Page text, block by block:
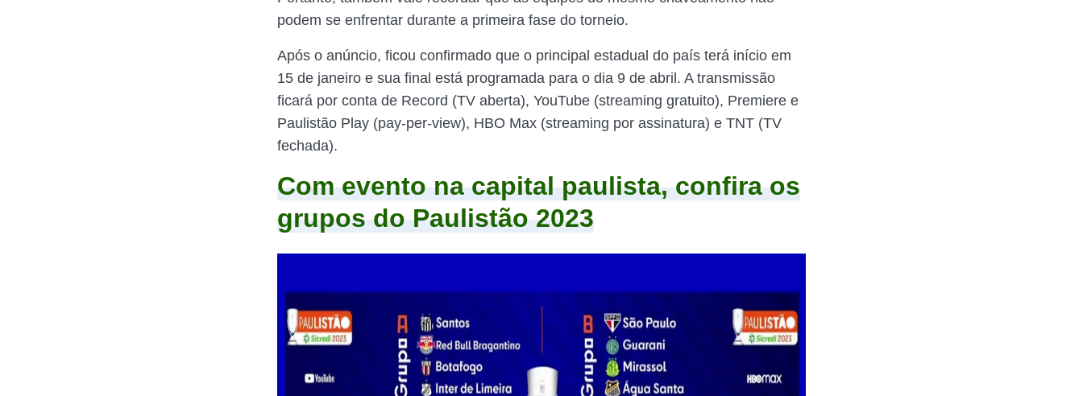
podem se enfrentar durante a primeira fase do torneio.
Após o anúncio, ficou confirmado que o principal estadual do país terá início em
15 de janeiro e sua final está programada para o dia 9 de abril. A transmissão
ficará por conta de Record (TV aberta), YouTube (streaming gratuito), Premiere e
Paulistão Play (pay-per-view), HBO Max (streaming por assinatura) e TNT (TV
fechada).
Com evento na capital paulista, confira os
grupos do Paulistão 2023